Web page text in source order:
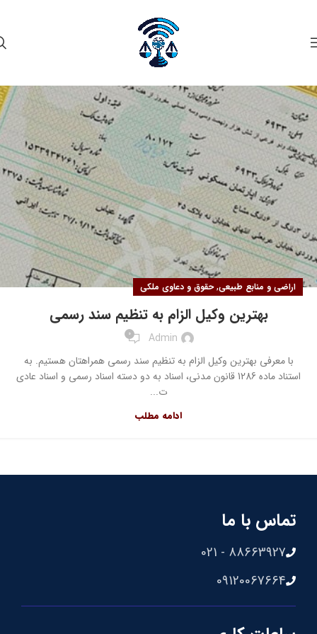
اراضی و منابع طبیعی,حقوق و دعاوی ملکی
بهترین وکیل الزام به تنظیم سند رسمی
Admin
0
با معرفی بهترین وکیل الزام به تنظیم سند رسمی همراهتان هستیم. به
استناد ماده 1286 قانون مدنی، اسناد به دو دسته اسناد رسمی و اسناد عادی
ت...
ادامه مطلب
تماس با ما
88663927 - 021
09120067664